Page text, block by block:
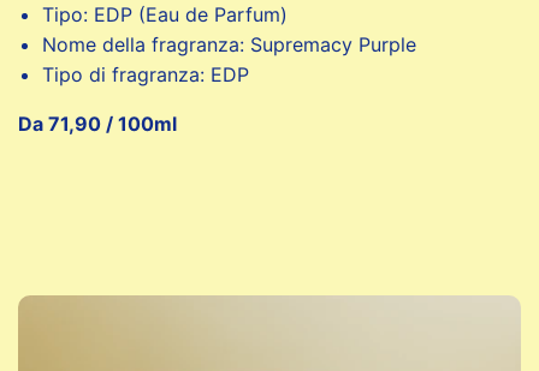
Tipo: EDP (Eau de Parfum)
Nome della fragranza: Supremacy Purple
Tipo di fragranza: EDP
Da 71,90 / 100ml